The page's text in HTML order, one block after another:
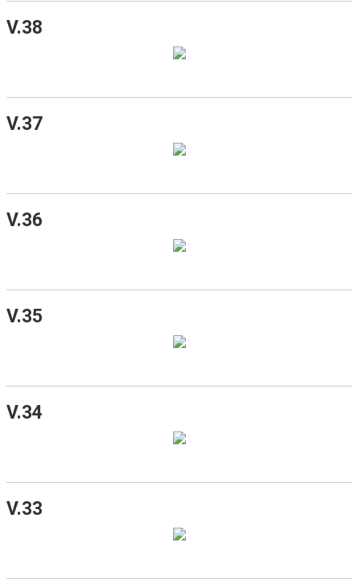
V.38
V.37
V.36
V.35
V.34
V.33